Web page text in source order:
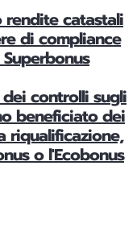
catastali
di compliance
controlli sugli
beneficiato dei
riqualificazione,
o l'Ecobonus